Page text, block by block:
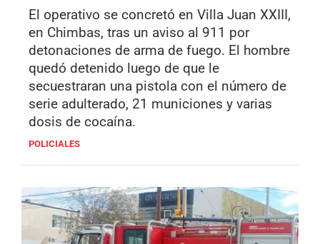
El operativo se concretó en Villa Juan XXIII,
en Chimbas, tras un aviso al 911 por
detonaciones de arma de fuego. El hombre
quedó detenido luego de que le
secuestraran una pistola con el número de
serie adulterado, 21 municiones y varias
dosis de cocaína.
POLICIALES